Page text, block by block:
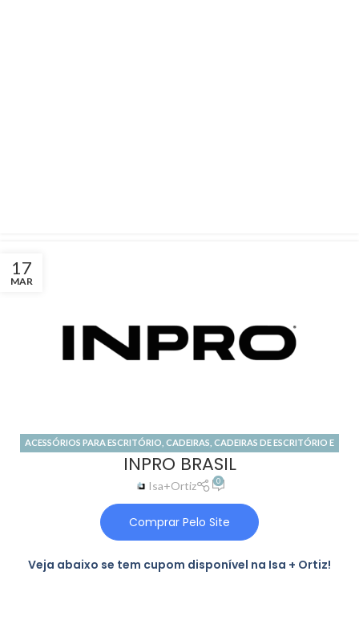
17
MAR
ACESSÓRIOS PARA ESCRITÓRIO CADEIRAS CADEIRAS DE ESCRITÓRIO E
LOJA ONLINE, MÓVEIS DE ESCRITÓRIO
INPRO BRASIL
Isa+Ortiz 0
Comprar Pelo Site
Veja abaixo se tem cupom disponível na Isa + Ortiz!